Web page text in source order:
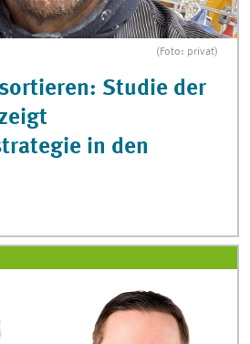
(Foto: privat)
Studie der
in den